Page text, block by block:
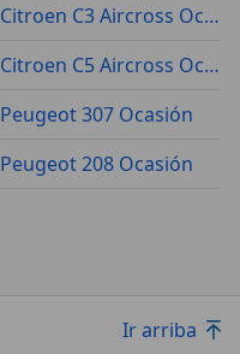
Citroen C3 Aircross Ocasión
Citroen C5 Aircross Ocasión
Peugeot 307 Ocasión
Peugeot 208 Ocasión
Ir arriba